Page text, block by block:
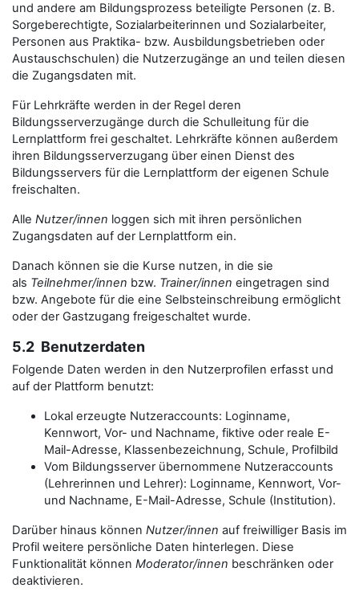
und andere am Bildungsprozess beteiligte Personen (z. B.
Sorgeberechtigte, Sozialarbeiterinnen und Sozialarbeiter,
Personen aus Praktika- bzw. Ausbildungsbetrieben oder
Austauschschulen) die Nutzerzugänge an und teilen diesen
die Zugangsdaten mit.
Für Lehrkräfte werden in der Regel deren
Bildungsserverzugänge durch die Schulleitung für die
Lernplattform frei geschaltet. Lehrkräfte können außerdem
ihren Bildungsserverzugang über einen Dienst des
Bildungsservers für die Lernplattform der eigenen Schule
freischalten.
Alle Nutzer/innen loggen sich mit ihren persönlichen
Zugangsdaten auf der Lernplattform ein.
Danach können sie die Kurse nutzen, in die sie
als Teilnehmer/innen bzw. Trainer/innen eingetragen sind
bzw. Angebote für die eine Selbsteinschreibung ermöglicht
oder der Gastzugang freigeschaltet wurde.
5.2 Benutzerdaten
Folgende Daten werden in den Nutzerprofilen erfasst und
auf der Plattform benutzt:
Lokal erzeugte Nutzeraccounts: Loginname,
Kennwort, Vor- und Nachname, fiktive oder reale E-
Mail-Adresse, Klassenbezeichnung, Schule, Profilbild
Vom Bildungsserver übernommene Nutzeraccounts
(Lehrerinnen und Lehrer): Loginname, Kennwort, Vor-
und Nachname, E-Mail-Adresse, Schule (Institution).
Darüber hinaus können Nutzer/innen auf freiwilliger Basis im
Profil weitere persönliche Daten hinterlegen. Diese
Funktionalität können Moderator/innen beschränken oder
deaktivieren.